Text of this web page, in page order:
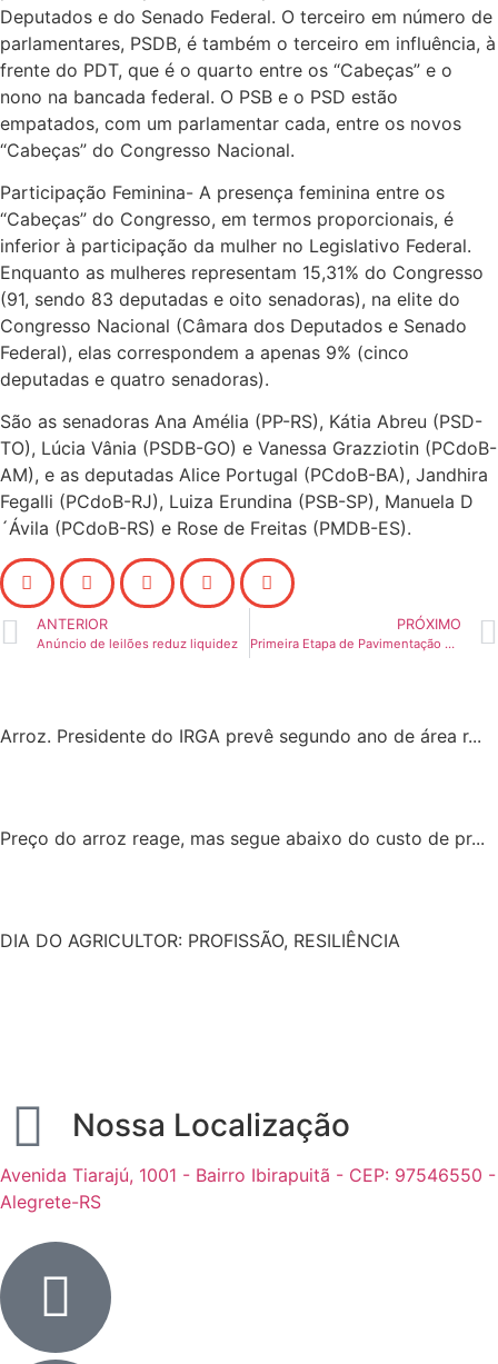
Deputados e do Senado Federal. O terceiro em número de
parlamentares, PSDB, é também o terceiro em influência, à
frente do PDT, que é o quarto entre os “Cabeças” e o
nono na bancada federal. O PSB e o PSD estão
empatados, com um parlamentar cada, entre os novos
“Cabeças” do Congresso Nacional.
Participação Feminina- A presença feminina entre os
“Cabeças” do Congresso, em termos proporcionais, é
inferior à participação da mulher no Legislativo Federal.
Enquanto as mulheres representam 15,31% do Congresso
(91, sendo 83 deputadas e oito senadoras), na elite do
Congresso Nacional (Câmara dos Deputados e Senado
Federal), elas correspondem a apenas 9% (cinco
deputadas e quatro senadoras).
São as senadoras Ana Amélia (PP-RS), Kátia Abreu (PSD-
TO), Lúcia Vânia (PSDB-GO) e Vanessa Grazziotin (PCdoB-
AM), e as deputadas Alice Portugal (PCdoB-BA), Jandhira
Fegalli (PCdoB-RJ), Luiza Erundina (PSB-SP), Manuela D
´Ávila (PCdoB-RS) e Rose de Freitas (PMDB-ES).
ANTERIOR
Anúncio de leilões reduz liquidez
PRÓXIMO
Primeira Etapa de Pavimentação da RS 566 deverá estar concluída até a próxima safra
Arroz. Presidente do IRGA prevê segundo ano de área r...
Preço do arroz reage, mas segue abaixo do custo de pr...
DIA DO AGRICULTOR: PROFISSÃO, RESILIÊNCIA
Nossa Localização
Avenida Tiarajú, 1001 - Bairro Ibirapuitã - CEP: 97546550 -
Alegrete-RS